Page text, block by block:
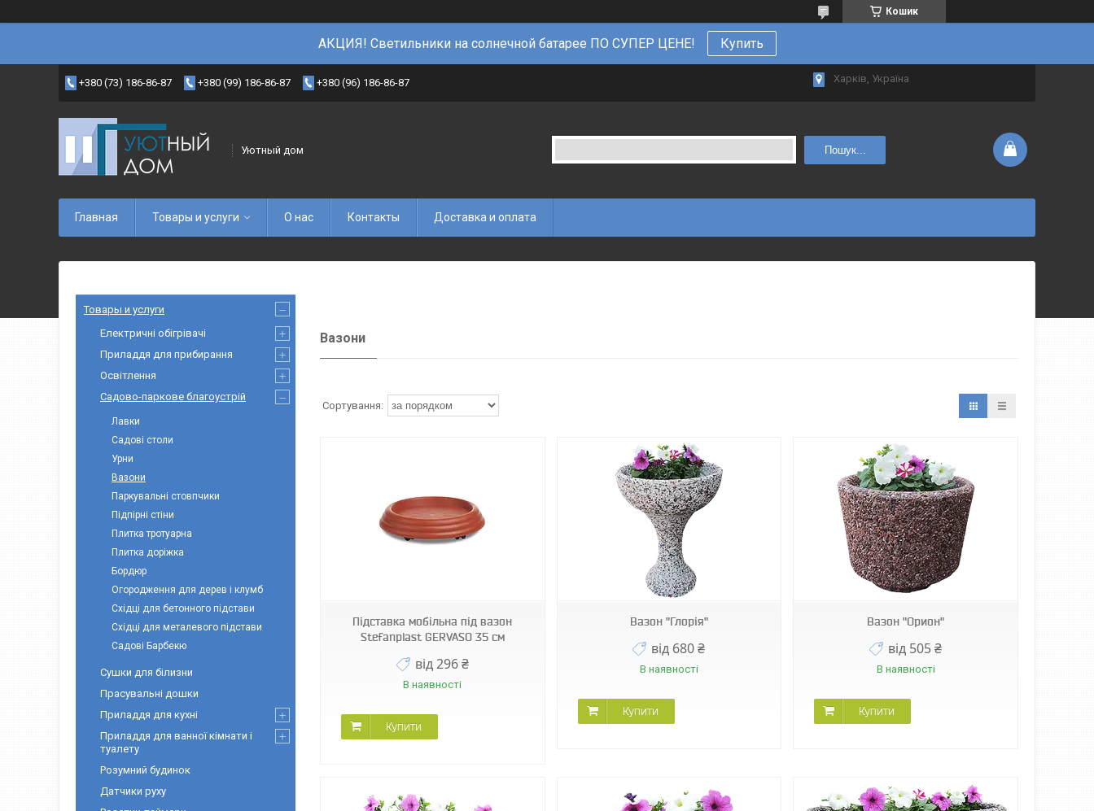
Кошик
АКЦИЯ! Светильники на солнечной батарее ПО СУПЕР ЦЕНЕ! Купить
+380 (73) 186-86-87 +380 (99) 186-86-87 +380 (96) 186-86-87 Харків, Україна
Уютный дом Пошук...
Главная Товары и услуги О нас Контакты Доставка и оплата
Вазони
Підставка мобільна під вазон
Stefanplast GERVASO 35 см
від 296 ₴
В наявності
Купити
Вазон "Глорія"
від 680 ₴
В наявності
Купити
Вазон "Орион"
від 505 ₴
В наявності
Купити
Товары и услуги
Електричні обігрівачі
Приладдя для прибирання
Освітлення
Садово-паркове благоустрій
Лавки
Садові столи
Урни
Вазони
Паркувальні стовпчики
Підпірні стіни
Плитка тротуарна
Плитка доріжка
Бордюр
Огородження для дерев і клумб
Східці для бетонного підстави
Східці для металевого підстави
Садові Барбекю
Сушки для білизни
Прасувальні дошки
Приладдя для кухні
Приладдя для ванної кімнати і
туалету
Розумний будинок
Датчики руху